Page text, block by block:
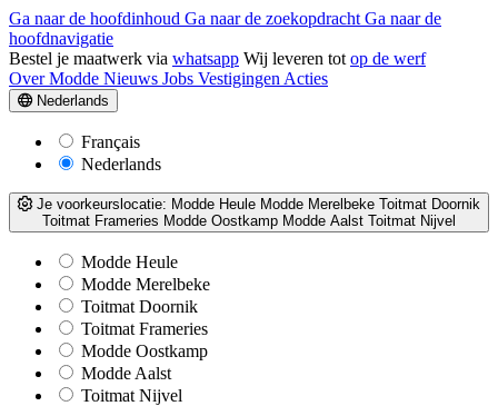
Ga naar de hoofdinhoud Ga naar de zoekopdracht Ga naar de
hoofdnavigatie
Bestel je maatwerk via whatsapp Wij leveren tot op de werf
Over Modde Nieuws Jobs Vestigingen Acties
Nederlands
Français
Nederlands
Je voorkeurslocatie: Modde Heule Modde Merelbeke Toitmat Doornik
Toitmat Frameries Modde Oostkamp Modde Aalst Toitmat Nijvel
Modde Heule
Modde Merelbeke
Toitmat Doornik
Toitmat Frameries
Modde Oostkamp
Modde Aalst
Toitmat Nijvel